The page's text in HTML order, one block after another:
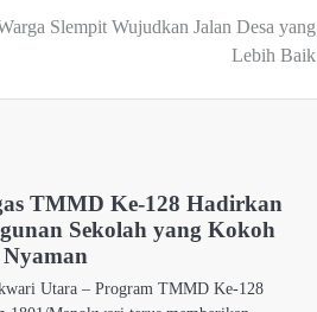
Slempit Wujudkan Jalan Desa yang
Lebih Baik
TMMD Ke-128 Hadirkan
Sekolah yang Kokoh
Utara – Program TMMD Ke-128